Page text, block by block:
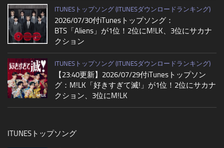
ITUNESトップソング (ITUNESダウンロードランキング)
2026/07/30付iTunesトップソング：
BTS「Aliens」が1位！2位にM!LK、3位にサカナ
クション
ITUNESトップソング (ITUNESダウンロードランキング)
【23:40更新】2026/07/29付iTunesトップソン
グ：M!LK「好きすぎて滅!」が1位！2位にサカナ
クション、3位にM!LK
ITUNESトップソング